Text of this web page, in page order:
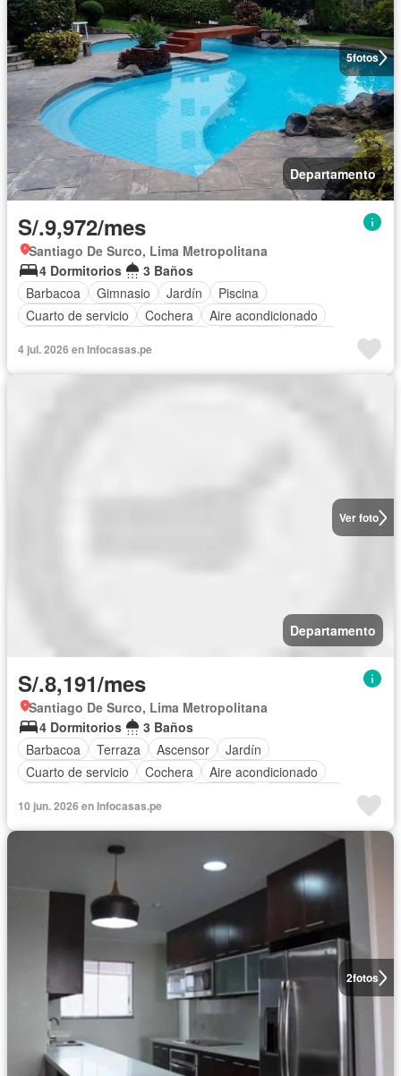
5fotos
Departamento
S/.9,972/mes
Santiago De Surco, Lima Metropolitana
4 Dormitorios
3 Baños
Barbacoa
Gimnasio Jardín
Piscina
Cuarto de servicio
Cochera
Aire acondicionado
Sin amoblar
4 jul. 2026 en Infocasas.pe
Ver foto
Departamento
S/.8,191/mes
Santiago De Surco, Lima Metropolitana
4 Dormitorios
3 Baños
Barbacoa
Terraza Ascensor
Jardín
Cuarto de servicio
Cochera
Aire acondicionado
10 jun. 2026 en Infocasas.pe
2fotos